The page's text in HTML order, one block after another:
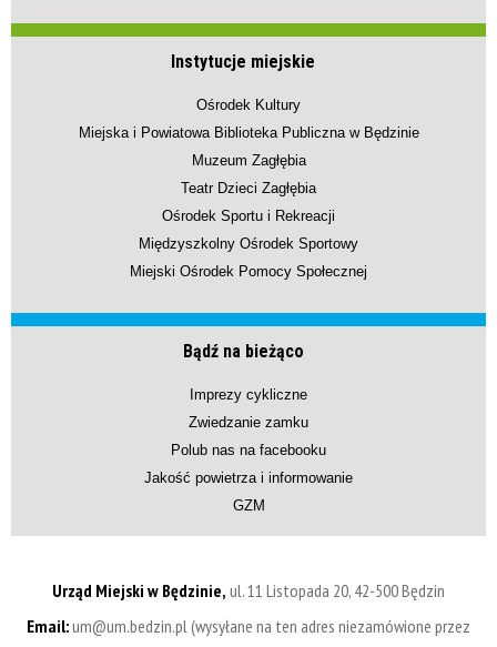
Instytucje miejskie
Ośrodek Kultury
Miejska i Powiatowa Biblioteka Publiczna w Będzinie
Muzeum Zagłębia
Teatr Dzieci Zagłębia
Ośrodek Sportu i Rekreacji
Międzyszkolny Ośrodek Sportowy
Miejski Ośrodek Pomocy Społecznej
Bądź na bieżąco
Imprezy cykliczne
Zwiedzanie zamku
Polub nas na facebooku
Jakość powietrza i informowanie
GZM
Urząd Miejski w Będzinie, ul. 11 Listopada 20, 42-500 Będzin
Email:um@um.bedzin.pl (wysyłane na ten adres niezamówione przez